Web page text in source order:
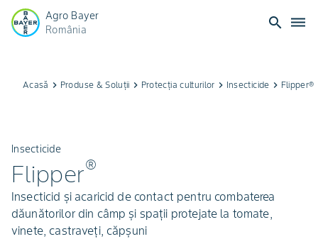
Agro Bayer
România
search dehaze
Acasă keyboard_arrow_right Produse & Soluții keyboard_arrow_right Protecția culturilor keyboard_arrow_right Insecticide keyboard_arrow_right Flipper®
Insecticide
Flipper®
Insecticid și acaricid de contact pentru combaterea
dăunătorilor din câmp și spații protejate la tomate,
vinete, castraveți, căpșuni